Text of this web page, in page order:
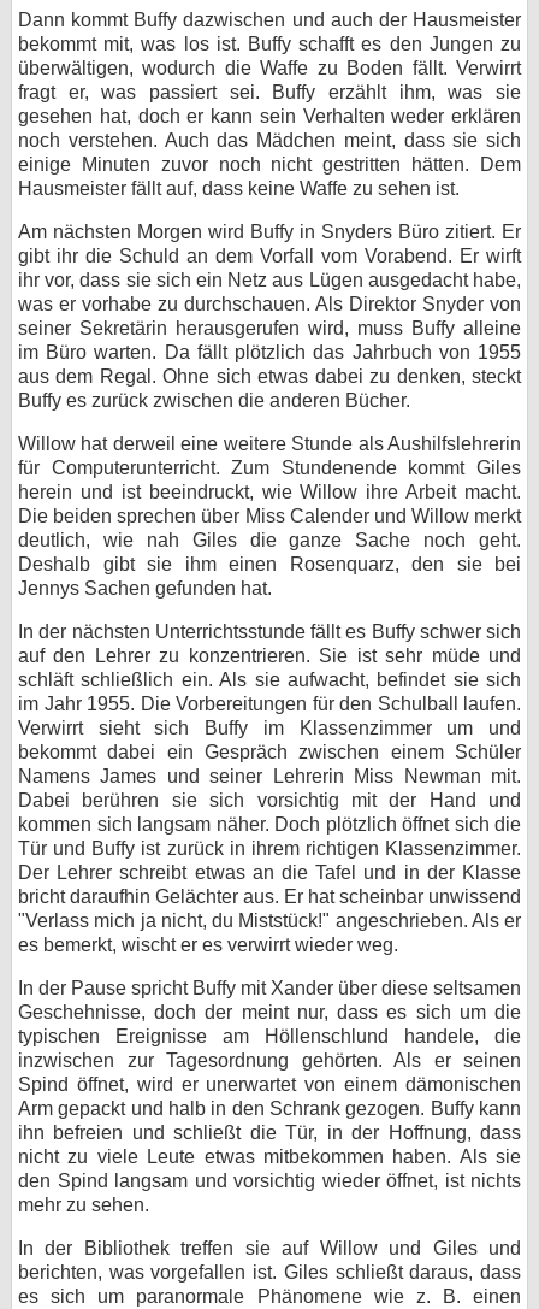
Dann kommt Buffy dazwischen und auch der Hausmeister
bekommt mit, was los ist. Buffy schafft es den Jungen zu
überwältigen, wodurch die Waffe zu Boden fällt. Verwirrt
fragt er, was passiert sei. Buffy erzählt ihm, was sie
gesehen hat, doch er kann sein Verhalten weder erklären
noch verstehen. Auch das Mädchen meint, dass sie sich
einige Minuten zuvor noch nicht gestritten hätten. Dem
Hausmeister fällt auf, dass keine Waffe zu sehen ist.
Am nächsten Morgen wird Buffy in Snyders Büro zitiert. Er
gibt ihr die Schuld an dem Vorfall vom Vorabend. Er wirft
ihr vor, dass sie sich ein Netz aus Lügen ausgedacht habe,
was er vorhabe zu durchschauen. Als Direktor Snyder von
seiner Sekretärin herausgerufen wird, muss Buffy alleine
im Büro warten. Da fällt plötzlich das Jahrbuch von 1955
aus dem Regal. Ohne sich etwas dabei zu denken, steckt
Buffy es zurück zwischen die anderen Bücher.
Willow hat derweil eine weitere Stunde als Aushilfslehrerin
für Computerunterricht. Zum Stundenende kommt Giles
herein und ist beeindruckt, wie Willow ihre Arbeit macht.
Die beiden sprechen über Miss Calender und Willow merkt
deutlich, wie nah Giles die ganze Sache noch geht.
Deshalb gibt sie ihm einen Rosenquarz, den sie bei
Jennys Sachen gefunden hat.
In der nächsten Unterrichtsstunde fällt es Buffy schwer sich
auf den Lehrer zu konzentrieren. Sie ist sehr müde und
schläft schließlich ein. Als sie aufwacht, befindet sie sich
im Jahr 1955. Die Vorbereitungen für den Schulball laufen.
Verwirrt sieht sich Buffy im Klassenzimmer um und
bekommt dabei ein Gespräch zwischen einem Schüler
Namens James und seiner Lehrerin Miss Newman mit.
Dabei berühren sie sich vorsichtig mit der Hand und
kommen sich langsam näher. Doch plötzlich öffnet sich die
Tür und Buffy ist zurück in ihrem richtigen Klassenzimmer.
Der Lehrer schreibt etwas an die Tafel und in der Klasse
bricht daraufhin Gelächter aus. Er hat scheinbar unwissend
"Verlass mich ja nicht, du Miststück!" angeschrieben. Als er
es bemerkt, wischt er es verwirrt wieder weg.
In der Pause spricht Buffy mit Xander über diese seltsamen
Geschehnisse, doch der meint nur, dass es sich um die
typischen Ereignisse am Höllenschlund handele, die
inzwischen zur Tagesordnung gehörten. Als er seinen
Spind öffnet, wird er unerwartet von einem dämonischen
Arm gepackt und halb in den Schrank gezogen. Buffy kann
ihn befreien und schließt die Tür, in der Hoffnung, dass
nicht zu viele Leute etwas mitbekommen haben. Als sie
den Spind langsam und vorsichtig wieder öffnet, ist nichts
mehr zu sehen.
In der Bibliothek treffen sie auf Willow und Giles und
berichten, was vorgefallen ist. Giles schließt daraus, dass
es sich um paranormale Phänomene wie z. B. einen